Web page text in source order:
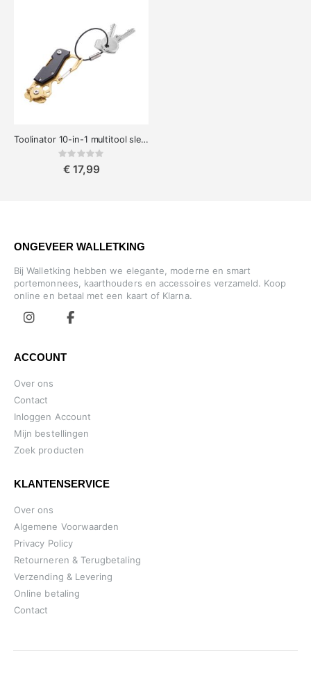
Toolinator 10-in-1 multitool sleutelhanger
Rating:
€ 17,99
ONGEVEER WALLETKING
Bij Walletking hebben we elegante, moderne en smart
portemonnees, kaarthouders en accessoires verzameld. Koop
online en betaal met een kaart of Klarna.
ACCOUNT
Over ons
Contact
Inloggen Account
Mijn bestellingen
Zoek producten
KLANTENSERVICE
Over ons
Algemene Voorwaarden
Privacy Policy
Retourneren & Terugbetaling
Verzending & Levering
Online betaling
Contact